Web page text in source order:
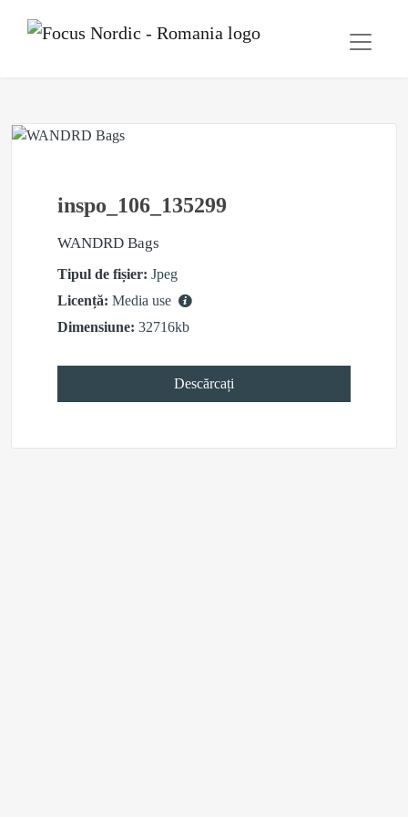
inspo_106_135299
WANDRD Bags
Tipul de fișier: Jpeg
Licență: Media use
Dimensiune: 32716kb
Descărcați